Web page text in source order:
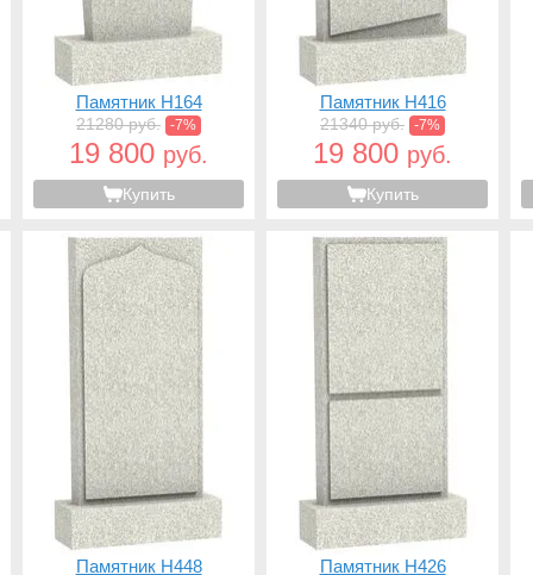
Памятник H164
21280 руб. -7%
19 800 руб.
Купить
Памятник H416
21340 руб. -7%
19 800 руб.
Купить
Памятник H448 Памятник H426